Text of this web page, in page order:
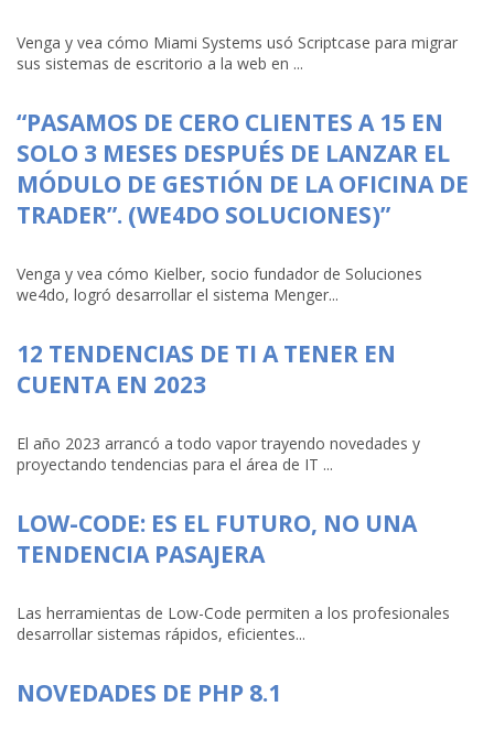
Venga y vea cómo Miami Systems usó Scriptcase para migrar
sus sistemas de escritorio a la web en ...
“PASAMOS DE CERO CLIENTES A 15 EN
SOLO 3 MESES DESPUÉS DE LANZAR EL
MÓDULO DE GESTIÓN DE LA OFICINA DE
TRADER”. (WE4DO SOLUCIONES)”
Venga y vea cómo Kielber, socio fundador de Soluciones
we4do, logró desarrollar el sistema Menger...
12 TENDENCIAS DE TI A TENER EN
CUENTA EN 2023
El año 2023 arrancó a todo vapor trayendo novedades y
proyectando tendencias para el área de IT ...
LOW-CODE: ES EL FUTURO, NO UNA
TENDENCIA PASAJERA
Las herramientas de Low-Code permiten a los profesionales
desarrollar sistemas rápidos, eficientes...
NOVEDADES DE PHP 8.1